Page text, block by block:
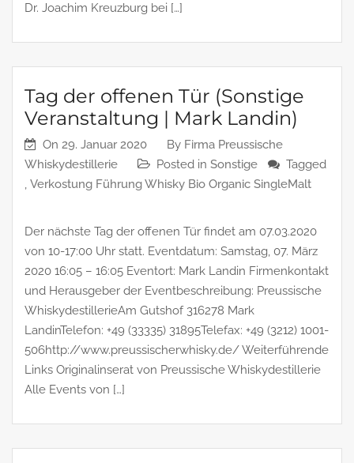
Dr. Joachim Kreuzburg bei […]
Tag der offenen Tür (Sonstige
Veranstaltung | Mark Landin)
On 29. Januar 2020 By Firma Preussische
Whiskydestillerie
Posted in Sonstige
Tagged
, Verkostung Führung Whisky Bio Organic SingleMalt
Der nächste Tag der offenen Tür findet am 07.03.2020
von 10-17:00 Uhr statt. Eventdatum: Samstag, 07. März
2020 16:05 – 16:05 Eventort: Mark Landin Firmenkontakt
und Herausgeber der Eventbeschreibung: Preussische
WhiskydestillerieAm Gutshof 316278 Mark
LandinTelefon: +49 (33335) 31895Telefax: +49 (3212) 1001-
506http://www.preussischerwhisky.de/ Weiterführende
Links Originalinserat von Preussische Whiskydestillerie
Alle Events von […]